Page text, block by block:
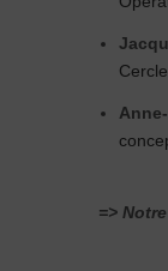
Cercle,
=>